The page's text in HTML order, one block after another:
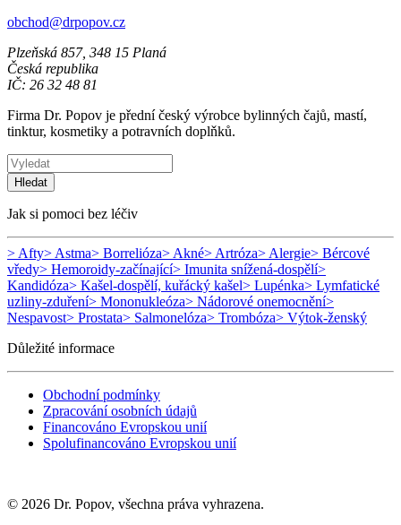
obchod@drpopov.cz
Plzeňská 857, 348 15 Planá
Česká republika
IČ: 26 32 48 81
Firma Dr. Popov je přední český výrobce bylinných čajů, mastí,
tinktur, kosmetiky a potravních doplňků.
Hledat
Jak si pomoci bez léčiv
> Afty> Astma> Borrelióza> Akné> Artróza> Alergie> Bércové
vředy> Hemoroidy-začínající> Imunita snížená-dospělí>
Kandidóza> Kašel-dospělí, kuřácký kašel> Lupénka> Lymfatické
uzliny-zduření> Mononukleóza> Nádorové onemocnění>
Nespavost> Prostata> Salmonelóza> Trombóza> Výtok-ženský
Důležité informace
Obchodní podmínky
Zpracování osobních údajů
Financováno Evropskou unií
Spolufinancováno Evropskou unií
© 2026 Dr. Popov, všechna práva vyhrazena.